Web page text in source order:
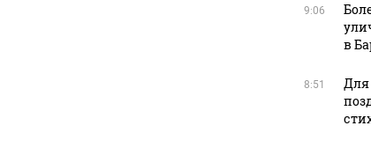
9:06
в
8:51
Для